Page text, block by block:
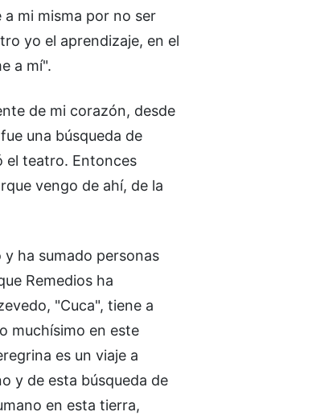
mi misma por no ser
yo el aprendizaje, en el
a mí".
de mi corazón, desde
una búsqueda de
el teatro. Entonces
vengo de ahí, de la
ha sumado personas
Remedios ha
"Cuca", tiene a
muchísimo en este
es un viaje a
y de esta búsqueda de
en esta tierra,